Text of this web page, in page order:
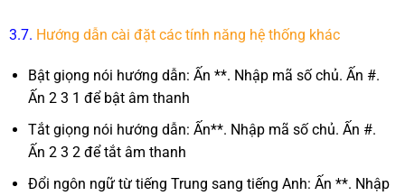
3.7. Hướng dẫn cài đặt các tính năng hệ thống khác
Bật giọng nói hướng dẫn: Ấn **. Nhập mã số chủ. Ấn #.
Ấn 2 3 1 để bật âm thanh
Tắt giọng nói hướng dẫn: Ấn**. Nhập mã số chủ. Ấn #.
Ấn 2 3 2 để tắt âm thanh
Đổi ngôn ngữ từ tiếng Trung sang tiếng Anh: Ấn **. Nhập